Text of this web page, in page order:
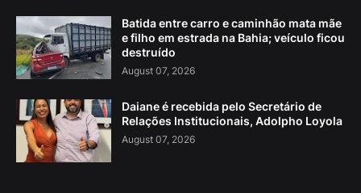
Batida entre carro e caminhão mata mãe
e filho em estrada na Bahia; veículo ficou
destruído
August 07, 2026
Daiane é recebida pelo Secretário de
Relações Institucionais, Adolpho Loyola
August 07, 2026